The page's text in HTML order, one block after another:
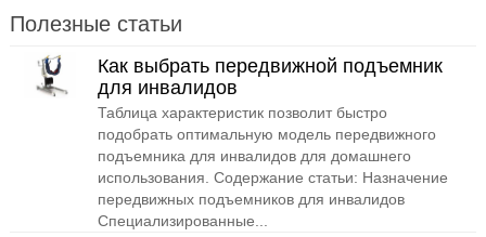
Полезные статьи
Как выбрать передвижной подъемник
для инвалидов
Таблица характеристик позволит быстро
подобрать оптимальную модель передвижного
подъемника для инвалидов для домашнего
использования. Содержание статьи: Назначение
передвижных подъемников для инвалидов
Специализированные...